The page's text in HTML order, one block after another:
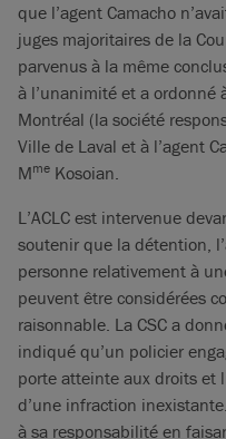
que l’agent Camacho
juges majoritaires de la
parvenus à la même
à l’unanimité et a ordonné
Montréal (la société
Ville de Laval et à l’agent
Mme Kosoian.
L’ACLC est intervenue
soutenir que la détention,
personne relativement à
peuvent être considérées
raisonnable. La CSC a
indiqué qu’un policier
porte atteinte aux droits et
d’une infraction
à sa responsabilité en